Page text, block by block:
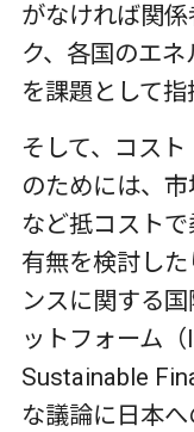
がなければ関
ク、各国のエ
を課題として指
そして、コス
のためには、
など抵コスト
有無を検討し
ンスに関する
ットフォーム
Sustainable
な議論に日本